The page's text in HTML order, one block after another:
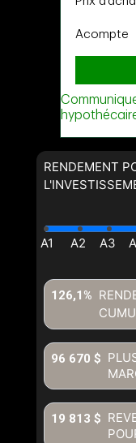
RENDEMENT
126,1%
96 670 $
19 813 $